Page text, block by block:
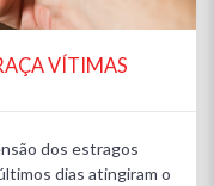
VÍTIMAS
dos estragos
dias atingiram o